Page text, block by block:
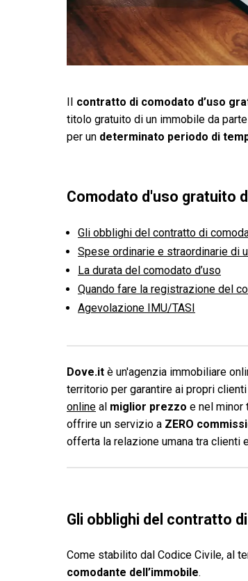
contratto di comodato d’uso
titolo gratuito di un immobile da parte
per un determinato periodo di
Comodato d'uso gratuito
Gli obblighi del contratto di
Spese ordinarie e straordinarie di
La durata del comodato d’uso
Quando fare la registrazione del
Agevolazione IMU/TASI
Dove.it è un'agenzia immobiliare
territorio per garantire ai propri
online al miglior prezzo e nel minor
offrire un servizio a ZERO
offerta la relazione umana tra clienti
Gli obblighi del contratto
Come stabilito dal Codice Civile, al
comodante dell’immobile.